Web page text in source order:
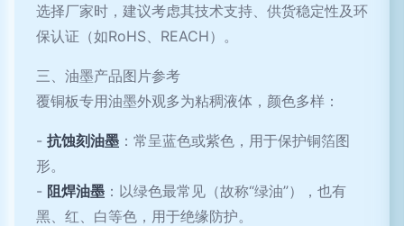
选择厂家时，建议考虑其技术支持、供货稳定性及环
保认证（如RoHS、REACH）。
三、油墨产品图片参考
覆铜板专用油墨外观多为粘稠液体，颜色多样：
- 抗蚀刻油墨 ：常呈蓝色或紫色，用于保护铜箔图
形。
- 阻焊油墨 ：以绿色最常见（故称“绿油”），也有
黑、红、白等色，用于绝缘防护。